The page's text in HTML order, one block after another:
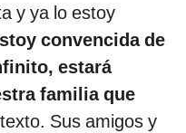
y ya lo estoy
convencida de
estará
familia que
Sus amigos y